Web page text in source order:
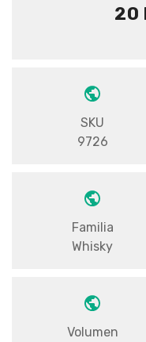
20
SKU
9726
Familia
Whisky
Volumen